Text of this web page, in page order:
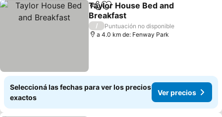
Compartir
Añadir a favoritos
Taylor House Bed and
Breakfast
Ver precios
/
Puntuación no disponible
a 4.0 km de: Fenway Park
Seleccioná las fechas para ver los precios
exactos
Ver precios